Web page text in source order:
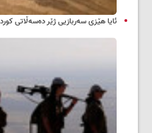
ئایا هێزی سەربازیی ژێر دەسەڵاتی